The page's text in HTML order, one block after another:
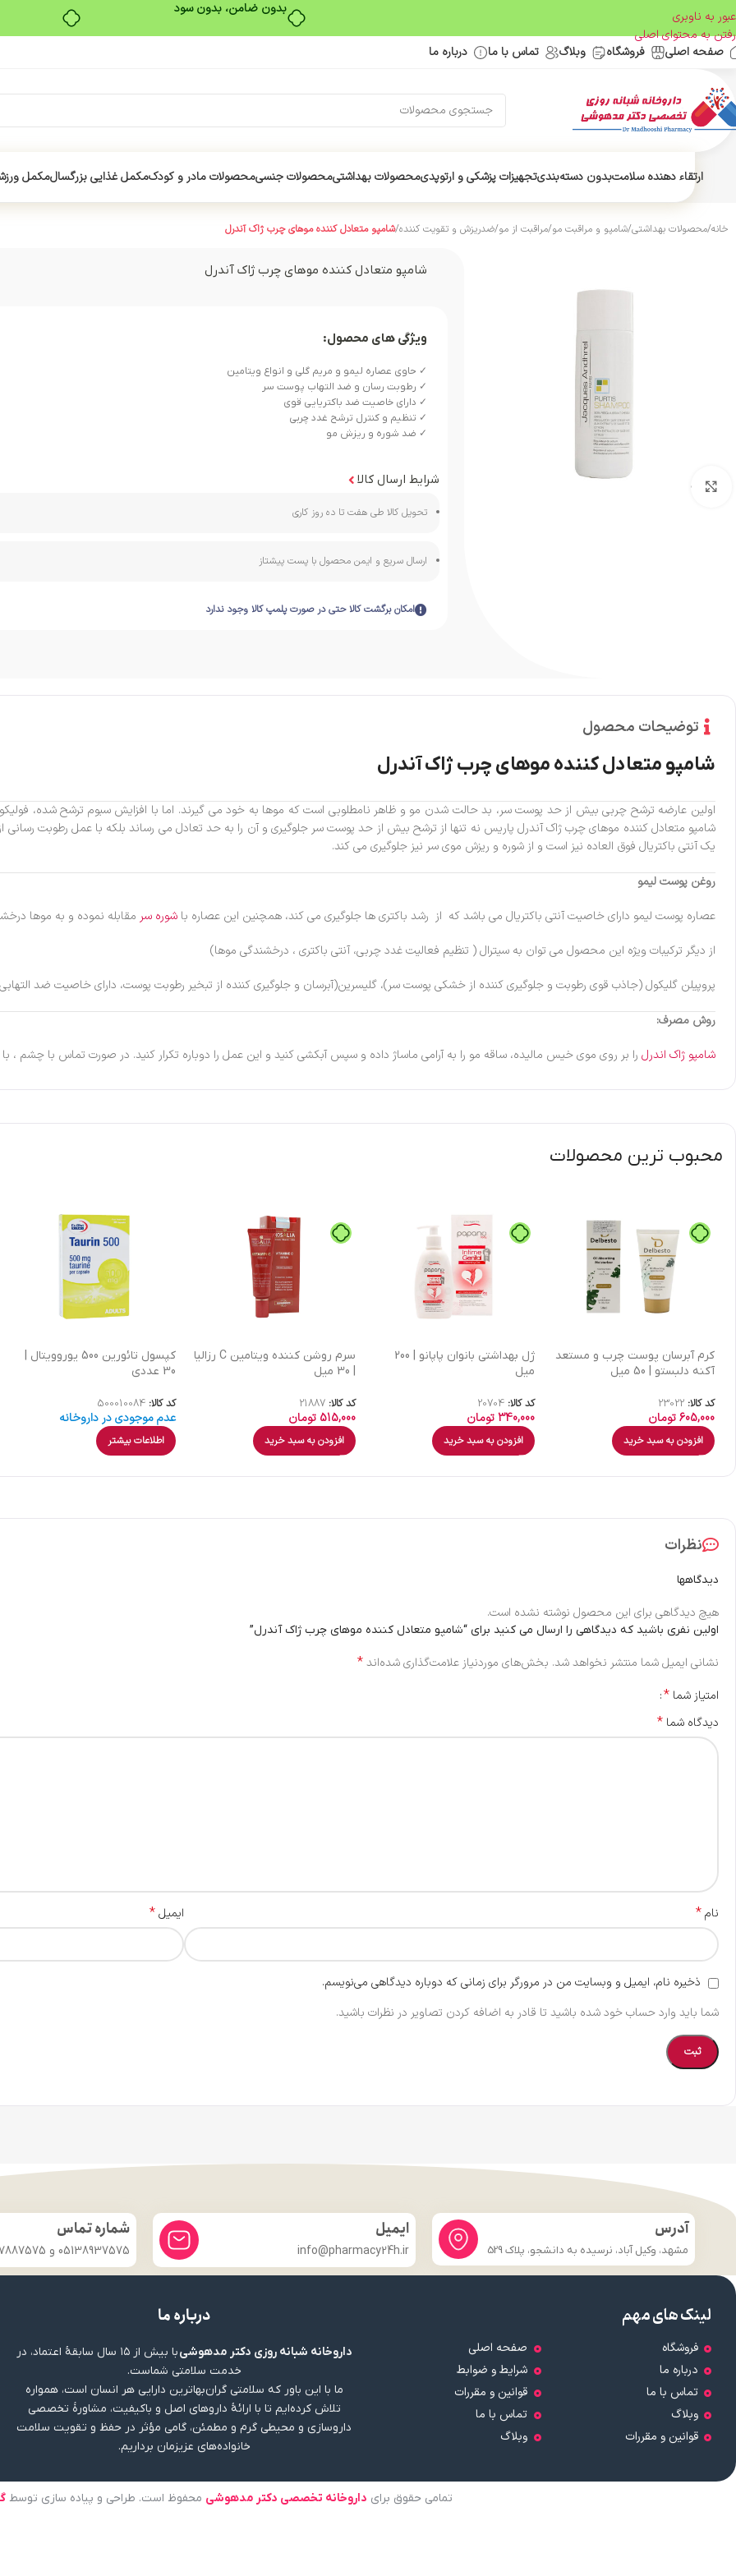
بدون ضامن، بدون سود
عبور به ناوبری
رفتن به محتوای اصلی
صفحه اصلی
فروشگاه وبلاگ تماس با ما درباره ما
ارتقاء دهنده سلامتبدون دسته‌بندیتجهیزات پزشکی و ارتوپدیمحصولات بهداشتیمحصولات جنسیمحصولات مادر و کودکمکمل غذایی بزرگسالمکمل
خانه/محصولات بهداشتی/شامپو و مراقبت مو/مراقبت از مو/ضدریزش و تقویت کننده/شامپو متعادل کننده موهای چرب ژاک آندرل
شامپو متعادل کننده موهای چرب ژاک آندرل
ویژگی های محصول:
✓ حاوی عصاره لیمو و مریم گلی و انواع ویتامین
✓ رطوبت رسان و ضد التهاب پوست سر
✓ دارای خاصیت ضد باکتریایی قوی
✓ تنظیم و کنترل ترشح غدد چربی
✓ ضد شوره و ریزش مو
شرایط ارسال کالا
تحویل کالا طی هفت تا ده روز کاری
ارسال سریع و ایمن محصول با پست پیشتاز
امکان برگشت کالا حتی در صورت پلمپ کالا وجود ندارد
توضیحات محصول
شامپو متعادل کننده موهای چرب ژاک آندرل
اولین عارضه ترشح چربی بیش از حد پوست سر، بد حالت شدن مو و ظاهر نامطلوبی است که موها به خود می گیرند. اما با افزایش سبوم ترشح شده،
شامپو متعادل کننده موهای چرب ژاک آندرل پاریس نه تنها از ترشح بیش از حد پوست سر جلوگیری و آن را به حد تعادل می رساند بلکه با عمل رطوبت
یک آنتی باکتریال فوق العاده نیز است و از شوره و ریزش موی سر نیز جلوگیری می کند.
روغن پوست لیمو
عصاره پوست لیمو دارای خاصیت آنتی باکتریال می باشد که از رشد باکتری ها جلوگیری می کند، همچنین این عصاره با شوره سر مقابله نموده و به موها
از دیگر ترکیبات ویژه این محصول می توان به سیترال ( تنظیم فعالیت غدد چربی، آنتی باکتری ، درخشندگی موها)
پروپیلن گلیکول (جاذب قوی رطوبت و جلوگیری کننده از خشکی پوست سر)، گلیسرین(آبرسان و جلوگیری کننده از تبخیر رطوبت پوست، دارای خاصیت ضد
روش مصرف:
شامپو ژاک اندرل را بر روی موی خیس مالیده، ساقه مو را به آرامی ماساژ داده و سپس آبکشی کنید و این عمل را دوباره تکرار کنید. در صورت تماس با چشم ، با
محبوب ترین محصولات
كرم آبرسان پوست چرب و مستعد
آکنه دلبستو | 50 میل
کد کالا: 23022
605,000تومان
افزودن به سبد خرید
ژل بهداشتی بانوان پاپانو | 200
میل
کد کالا: 20704
340,000 تومان
افزودن به سبد خرید
سرم روشن کننده ویتامین C رزالیا
| 30 میل
کد کالا:21887
515,000 تومان
افزودن به سبد خرید
کپسول تائورین 500 یوروویتال |
30 عددی
کد کالا: 500010084
عدم موجودی در داروخانه
اطلاعات بیشتر
نظرات
دیدگاهها
هیچ دیدگاهی برای این محصول نوشته نشده است.
اولین نفری باشید که دیدگاهی را ارسال می کنید برای “شامپو متعادل کننده موهای چرب ژاک آندرل”
نشانی ایمیل شما منتشر نخواهد شد. بخش‌های موردنیاز علامت‌گذاری شده‌اند*
امتیاز شما *
دیدگاه شما *
نام* ایمیل*
ذخیره نام، ایمیل و وبسایت من در مرورگر برای زمانی که دوباره دیدگاهی می‌نویسم.
شما باید وارد حساب خود شده باشید تا قادر به اضافه کردن تصاویر در نظرات باشید.
آدرس
مشهد، وکیل آباد، نرسیده به دانشجو، پلاک 529
ایمیل
info@pharmacy24h.ir
شماره تماس
05138937575 و 09357887575
لینک های مهم
فروشگاه
درباره ما
تماس با ما
وبلاگ
قوانین و مقررات
صفحه اصلی
شرایط و ضوابط
قوانین و مقررات
تماس با ما
وبلاگ
درباره ما
داروخانه شبانه روزی دکتر مدهوشی
با بیش از ۱۵ سال سابقهٔ اعتماد، در
خدمت سلامتی شماست.
ما با این باور که سلامتی گران‌بهاترین دارایی هر انسان است، همواره
تلاش کرده‌ایم تا با ارائهٔ داروهای اصل و باکیفیت، مشاورهٔ تخصصی
داروسازی و محیطی گرم و مطمئن، گامی مؤثر در حفظ و تقویت سلامت
خانواده‌های عزیزمان برداریم.
تمامی حقوق برای داروخانه تخصصی دکتر مدهوشی محفوظ است. طراحی و پیاده سازی توسط